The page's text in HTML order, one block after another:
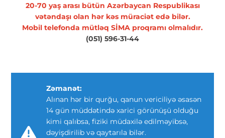
20-70 yaş arası bütün Azərbaycan Respublikası
vətəndaşı olan hər kəs müraciət edə bilər.
Mobil telefonda mütləq SİMA proqramı olmalıdır.
(051) 596-31-44
Zəmanət:
Alınan hər bir qurğu, qanun vericiliyə əsasən
14 gün müddətində xarici görünüşü olduğu
kimi qalıbsa, fiziki müdaxilə edilməyibsə,
dəyişdirilib və qaytarıla bilər.